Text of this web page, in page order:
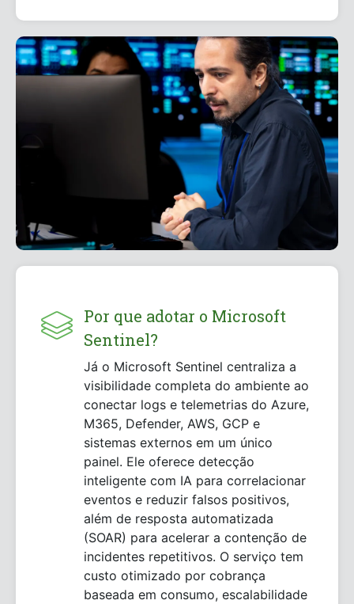
Por que adotar o Microsoft
Sentinel?
Já o Microsoft Sentinel centraliza a
visibilidade completa do ambiente ao
conectar logs e telemetrias do Azure,
M365, Defender, AWS, GCP e
sistemas externos em um único
painel. Ele oferece detecção
inteligente com IA para correlacionar
eventos e reduzir falsos positivos,
além de resposta automatizada
(SOAR) para acelerar a contenção de
incidentes repetitivos. O serviço tem
custo otimizado por cobrança
baseada em consumo, escalabilidade